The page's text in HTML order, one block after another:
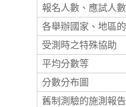
報名人數、應試人
各舉辦國家、地區
受測時之特殊協助
平均分數等
分數分布圖
舊制測驗的施測報告